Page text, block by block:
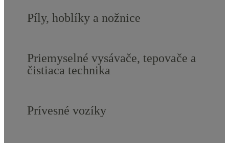
Píly, hoblíky a nožnice
Priemyselné vysávače, tepovače a
čistiaca technika
Prívesné vozíky